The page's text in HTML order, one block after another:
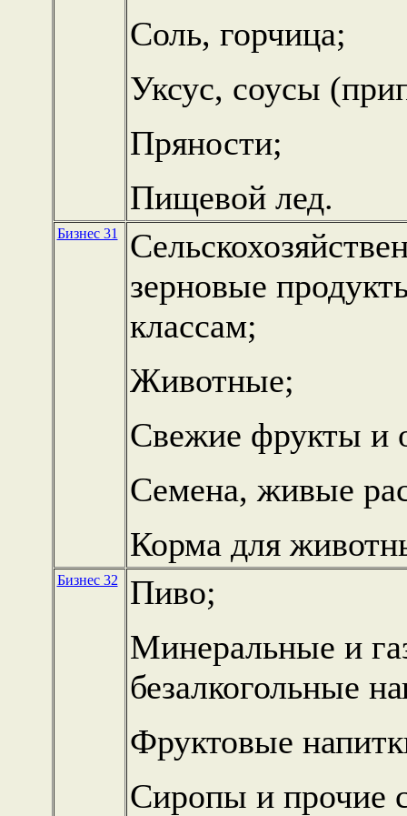
Соль, горчица;
Уксус, соусы
Пряности;
Пищевой лед.
Бизнес 31
зерновые
классам;
Животные;
Свежие фрукты и
Семена, живые
Корма для
Бизнес 32
Пиво;
Минеральные и
безалкогольные
Фруктовые
Сиропы и прочие